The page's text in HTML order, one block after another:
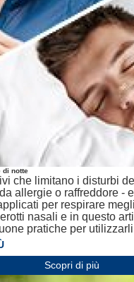
di notte
che limitano i disturbi
allergie o raffreddore -
per respirare
nasali e in questo
pratiche per
Scopri di più